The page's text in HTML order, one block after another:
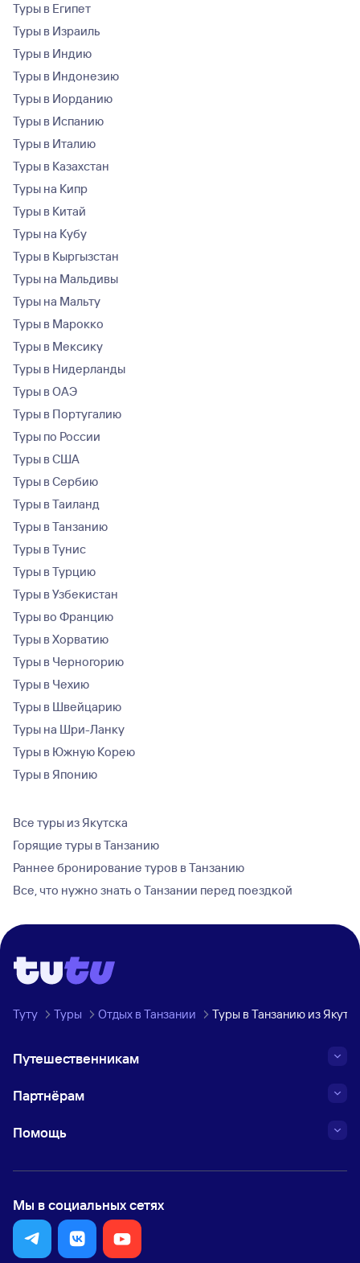
Туры в Египет
Туры в Израиль
Туры в Индию
Туры в Индонезию
Туры в Иорданию
Туры в Испанию
Туры в Италию
Туры в Казахстан
Туры на Кипр
Туры в Китай
Туры на Кубу
Туры в Кыргызстан
Туры на Мальдивы
Туры на Мальту
Туры в Марокко
Туры в Мексику
Туры в Нидерланды
Туры в ОАЭ
Туры в Португалию
Туры по России
Туры в США
Туры в Сербию
Туры в Таиланд
Туры в Танзанию
Туры в Тунис
Туры в Турцию
Туры в Узбекистан
Туры во Францию
Туры в Хорватию
Туры в Черногорию
Туры в Чехию
Туры в Швейцарию
Туры на Шри-Ланку
Туры в Южную Корею
Туры в Японию
Все туры из Якутска
Горящие туры в Танзанию
Раннее бронирование туров в Танзанию
Все, что нужно знать о Танзании перед поездкой
Туту Туры Отдых в Танзании Туры в Танзанию из
Путешественникам
Партнёрам
Помощь
Мы в социальных сетях